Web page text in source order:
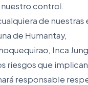
control.
de nuestras
de Humantay,
Inca
riesgos que implican
responsable